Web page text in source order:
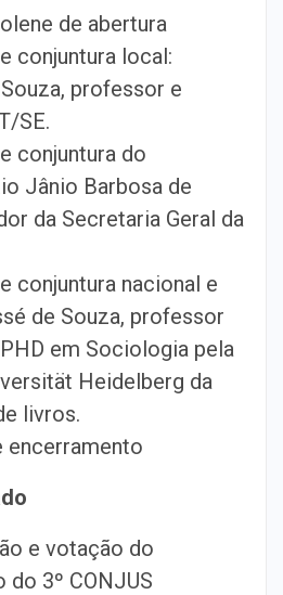
de abertura
conjuntura local:
professor e
SE.
conjuntura do
Jânio Barbosa de
da Secretaria Geral da
conjuntura nacional e
de Souza, professor
em Sociologia pela
Heidelberg da
livros.
encerramento
e votação do
3º CONJUS